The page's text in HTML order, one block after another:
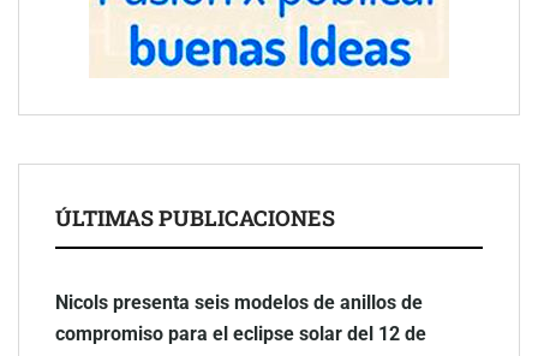
ÚLTIMAS PUBLICACIONES
Nicols presenta seis modelos de anillos de
compromiso para el eclipse solar del 12 de